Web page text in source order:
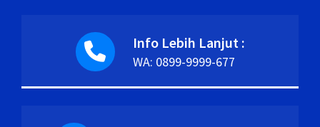
Info Lebih Lanjut :
WA: 0899-9999-677